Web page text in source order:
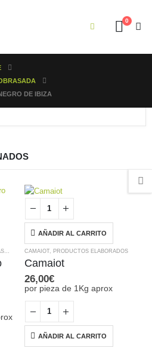
0
DE IBIZA
AÑADIR AL CARRITO
CAMAIOT PRODUCTOS ELABORADOS
Camaiot
26,00€
por pieza de 1Kg aprox
AÑADIR AL CARRITO